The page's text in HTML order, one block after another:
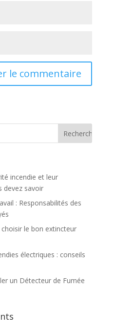
incendie et leur
devez savoir
: Responsabilités des
le bon extincteur
électriques : conseils
un Détecteur de Fumée